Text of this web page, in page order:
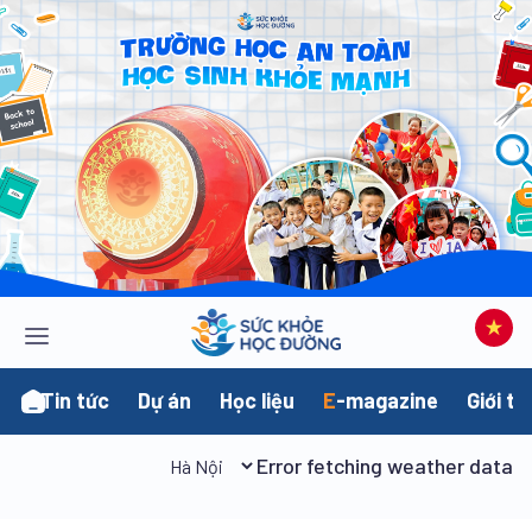
Tin tức Dự án Học liệu E-magazine Giới
Error fetching weather data